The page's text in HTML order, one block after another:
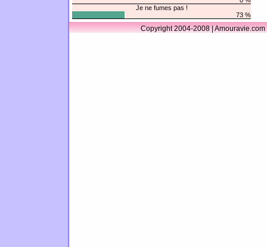
Je ne fumes pas !
73 %
Copyright 2004-2008 |